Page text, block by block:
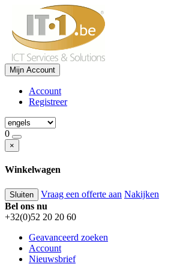
Mijn Account
Account
Registreer
0
×
Winkelwagen
Sluiten Vraag een offerte aan Nakijken
Bel ons nu
+32(0)52 20 20 60
Geavanceerd zoeken
Account
Nieuwsbrief